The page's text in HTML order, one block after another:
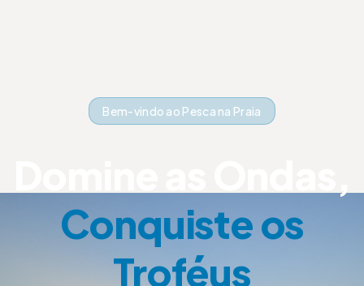
Bem-vindo ao Pesca na Praia
Conquiste os
Troféus